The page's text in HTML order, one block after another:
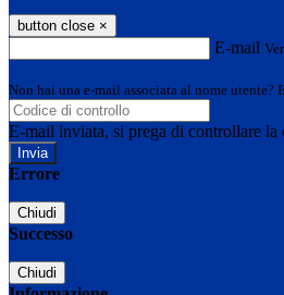
button close ×
E-mail
Non hai una e-mail associata al nome utente?
E-mail inviata, si prega di controllare la
Errore
Chiudi
Successo
Chiudi